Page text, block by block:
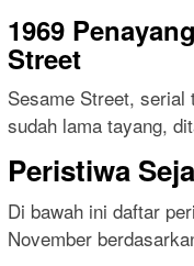
1969
Street
Sesame Street,
sudah lama tayang,
Peristiwa
Di bawah ini daftar
November